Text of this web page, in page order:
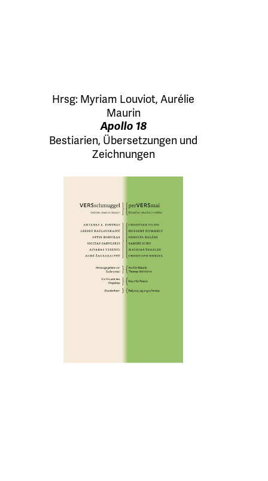
Hrsg: Myriam Louviot, Aurélie
Maurin
Apollo 18
Bestiarien, Übersetzungen und
Zeichnungen